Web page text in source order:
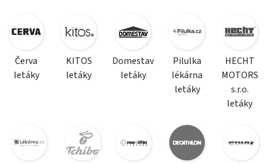
Červa
letáky
KITOS
letáky
Domestav
letáky
Pilulka
lékárna
letáky
HECHT
MOTORS
s.r.o.
letáky